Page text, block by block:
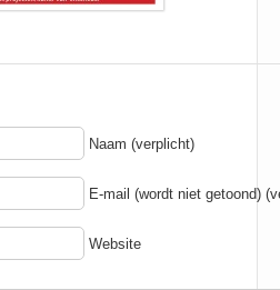
Naam (verplicht)
E-mail (wordt niet getoond)
Website